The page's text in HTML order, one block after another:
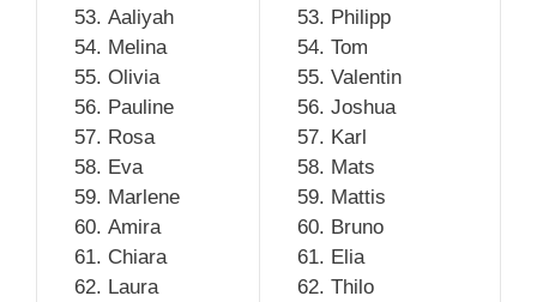
Aaliyah
Melina
Olivia
Pauline
Rosa
Eva
Marlene
Amira
Chiara
Laura
Philipp
Tom
Valentin
Joshua
Karl
Mats
Mattis
Bruno
Elia
Thilo